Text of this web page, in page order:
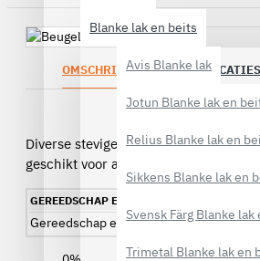
Blanke lak en beits
Avis Blanke lak
Jotun Blanke lak en
Relius Blanke lak en
Sikkens Blanke lak en
Svensk Färg Blanke lak
Trimetal Blanke lak en
OMSCHRIJVING SPECIFICATIES
Diverse stevige rolbeugels met
geschikt voor al onze verfrollers, en
GEREEDSCHAP EN MATERIALEN
Gereedschap en materialen